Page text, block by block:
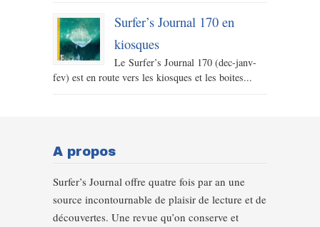
Surfer’s Journal 170 en
kiosques
Le Surfer’s Journal 170 (dec-janv-
fev) est en route vers les kiosques et les boites...
A propos
Surfer’s Journal offre quatre fois par an une
source incontournable de plaisir de lecture et de
découvertes. Une revue qu’on conserve et